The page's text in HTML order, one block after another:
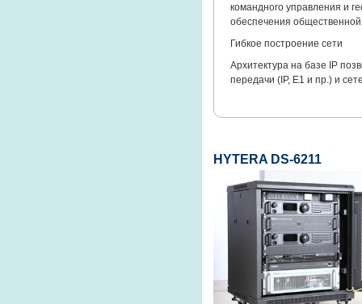
командного управления и
обеспечения
Гибкое построение сети
Архитектура на базе IP
передачи (IP, E1 и пр.) и
HYTERA DS-6211